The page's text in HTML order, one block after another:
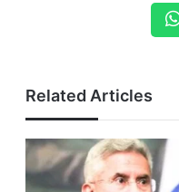
Related Articles